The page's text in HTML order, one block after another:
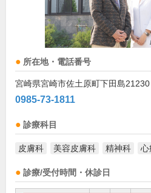
所在地・電話番号
宮崎県宮崎市佐土原町下田島21230
0985-73-1811
診療科目
皮膚科 美容皮膚科 精神科 心
診療/受付時間・休診日